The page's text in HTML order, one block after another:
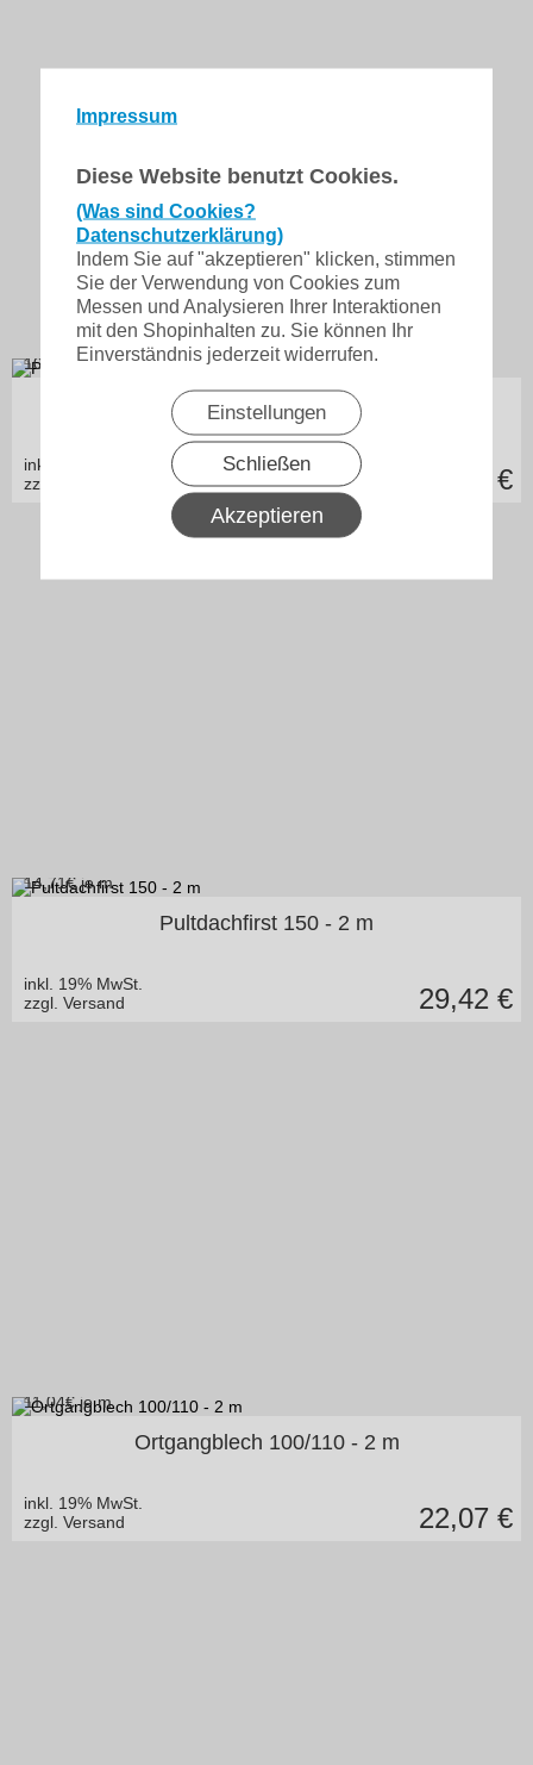
Impressum
Diese Website benutzt Cookies.
(Was sind Cookies?
Datenschutzerklärung)
Indem Sie auf "akzeptieren" klicken, stimmen
Sie der Verwendung von Cookies zum
Messen und Analysieren Ihrer Interaktionen
mit den Shopinhalten zu. Sie können Ihr
Einverständnis jederzeit widerrufen.
Einstellungen
Schließen
Akzeptieren
in vielen Varianten
10,49 € je m
Pultdachfirst 110 - 2 m
inkl. 19% MwSt.
zzgl. Versand
€
in vielen Varianten
14,71€ je m
Pultdachfirst 150 - 2 m
inkl. 19% MwSt.
zzgl. Versand
29,42 €
in vielen Varianten
11,04€ je m
Ortgangblech 100/110 - 2 m
inkl. 19% MwSt.
zzgl. Versand
22,07 €